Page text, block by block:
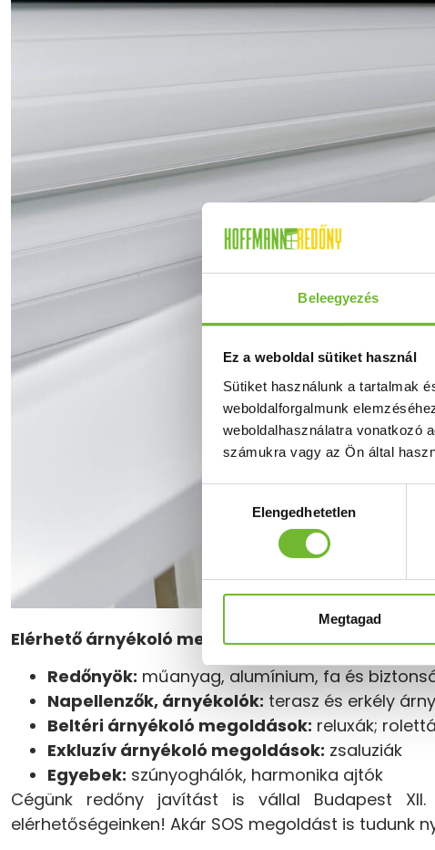
Beleegyezés
Ez a weboldal sütiket használ
Sütiket használunk a tartalmak
weboldalforgalmunk
weboldalhasználatra vonatkozó
számukra vagy az Ön által
kiválasztásaElengedhetetlen
Megtagad
Elérhető árnyékoló megoldások Budapest XII.
Redőnyök: műanyag, alumínium, fa és
Napellenzők, árnyékolók: terasz és erkély
Beltéri árnyékoló megoldások: reluxák;
Exkluzív árnyékoló megoldások: zsaluziák
Egyebek: szúnyoghálók, harmonika ajtók
Cégünk redőny javítást is vállal Budapest
elérhetőségeinken! Akár SOS megoldást is tudunk